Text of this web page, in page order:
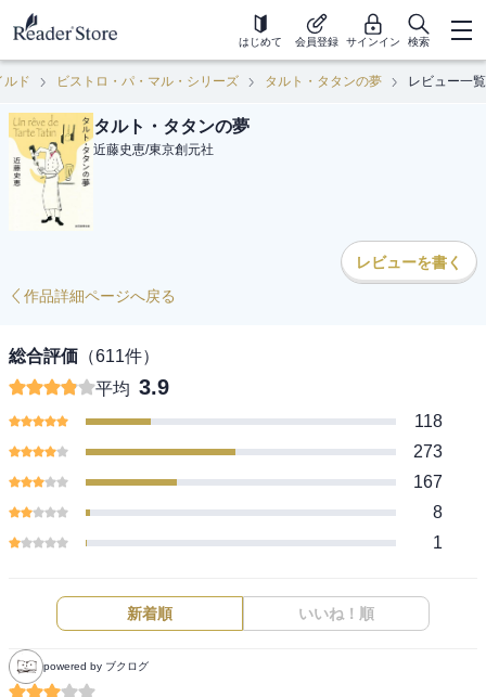
はじめて 会員登録 サインイン 検索
ルド ビストロ・パ・マル・シリーズ タルト・タタンの夢 レビュー一覧
タルト・タタンの夢
近藤史恵/東京創元社
レビューを書く
作品詳細ページへ戻る
総合評価 （611件）
平均 3.9
118
273
167
8
1
新着順 いいね！順
powered by ブクログ